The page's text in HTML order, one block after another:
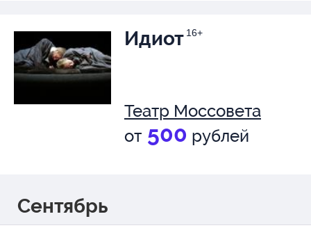
Идиот 16+
Театр Моссовета
от 500 рублей
Сентябрь